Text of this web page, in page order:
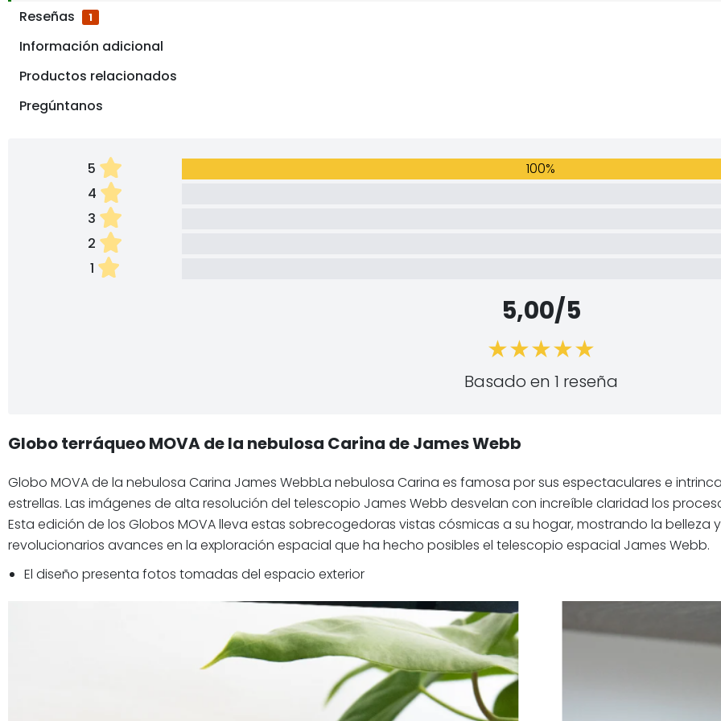
Reseñas
1
Información adicional
Productos relacionados
Pregúntanos
5 100%
4
3
2
1
5,00/5
Basado en 1 reseña
Globo terráqueo MOVA de la nebulosa Carina de James Webb
Globo MOVA de la nebulosa Carina James WebbLa nebulosa Carina es famosa por sus espectaculares e
estrellas. Las imágenes de alta resolución del telescopio James Webb desvelan con increíble claridad los
Esta edición de los Globos MOVA lleva estas sobrecogedoras vistas cósmicas a su hogar, mostrando la belleza
revolucionarios avances en la exploración espacial que ha hecho posibles el telescopio espacial James Webb.
El diseño presenta fotos tomadas del espacio exterior